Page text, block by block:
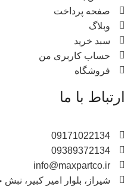
صفحه پرداخت
وبلاگ
سبد خرید
حساب کاربری من
فروشگاه
ارتباط با ما
09171022134
09389372134
info@maxpartco.ir
شیراز، بلوار امیر کبیر،